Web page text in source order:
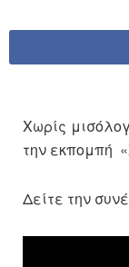
Χωρίς
την εκπομπή
Δείτε την